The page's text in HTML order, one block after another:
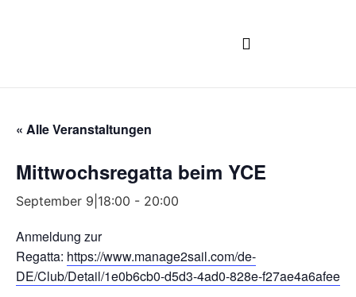
« Alle Veranstaltungen
Mittwochsregatta beim YCE
September 9|18:00 - 20:00
Anmeldung zur
Regatta: https://www.manage2sail.com/de-
DE/Club/Detail/1e0b6cb0-d5d3-4ad0-828e-f27ae4a6afee